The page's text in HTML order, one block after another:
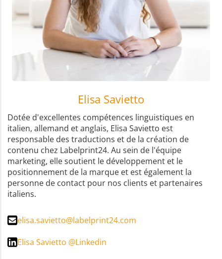
Elisa Savietto
Dotée d'excellentes compétences linguistiques en
italien, allemand et anglais, Elisa Savietto est
responsable des traductions et de la création de
contenu chez Labelprint24. Au sein de l'équipe
marketing, elle soutient le développement et le
positionnement de la marque et est également la
personne de contact pour nos clients et partenaires
italiens.
elisa.savietto@labelprint24.com
Elisa Savietto @Linkedin